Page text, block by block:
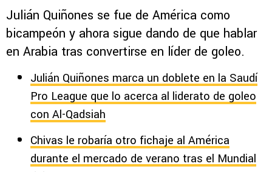
Julián Quiñones se fue de América como
bicampeón y ahora sigue dando de que hablar
en Arabia tras convertirse en líder de goleo.
Julián Quiñones marca un doblete en la Saudí
Pro League que lo acerca al liderato de goleo
con Al-Qadsiah
Chivas le robaría otro fichaje al América
durante el mercado de verano tras el Mundial